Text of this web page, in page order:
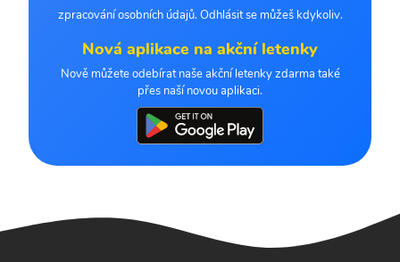
zpracování osobních údajů. Odhlásit se můžeš kdykoliv.
Nová aplikace na akční letenky
Nově můžete odebírat naše akční letenky zdarma také
přes naší novou aplikaci.